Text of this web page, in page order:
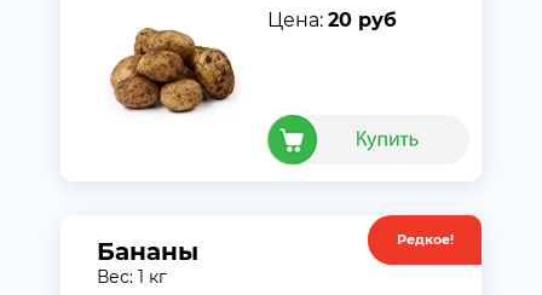
Цена: 20 руб
Акция
Редкое!
Бананы
Вес: 1 кг